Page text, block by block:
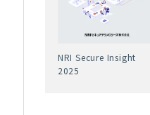
NRI Secure Insight
2025